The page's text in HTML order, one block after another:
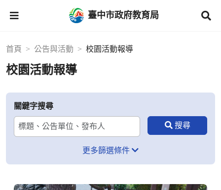
臺中市政府教育局
首頁 公告與活動 校園活動報導
校園活動報導
關鍵字搜尋
更多篩選條件